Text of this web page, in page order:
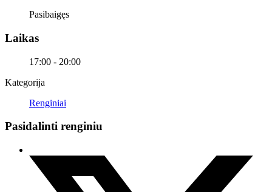
Pasibaigęs
Laikas
17:00 - 20:00
Kategorija
Renginiai
Pasidalinti renginiu